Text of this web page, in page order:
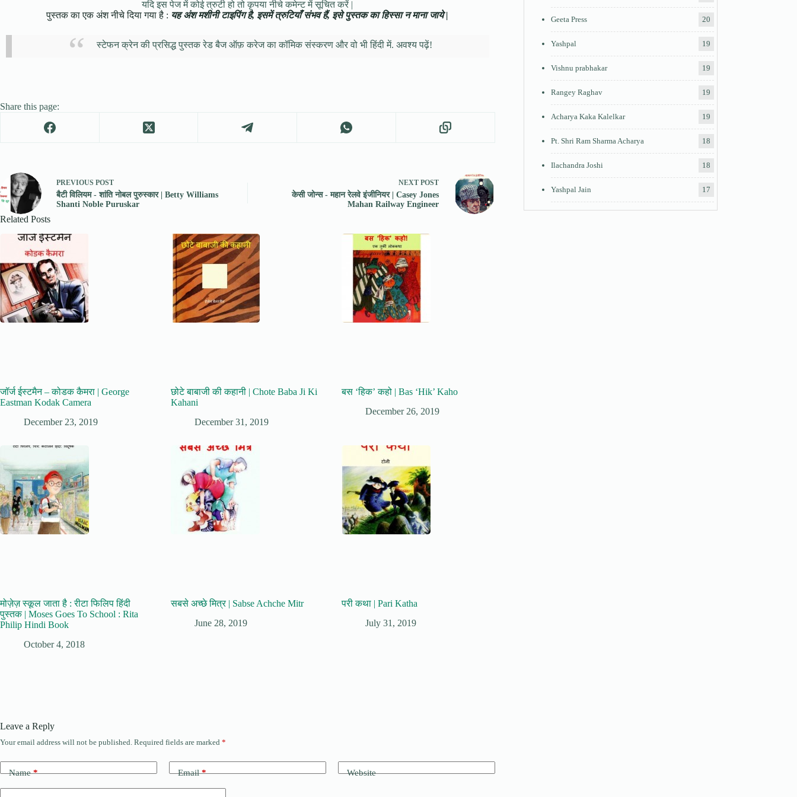
यदि इस पेज में कोई त्रुटी हो तो कृपया नीचे कमेन्ट में सूचित करें |
पुस्तक का एक अंश नीचे दिया गया है : यह अंश मशीनी टाइपिंग है, इसमें त्रुटियाँ संभव हैं, इसे पुस्तक का हिस्सा न माना जाये |
स्टेफन क्रेन की प्रसिद्ध पुस्तक रेड बैज ऑफ़ करेज का कॉमिक संस्करण और वो भी हिंदी में. अवश्य पढ़ें!
Share this page:
PREVIOUS POST
बैटी विलियम - शांति नोबल पुरुस्कार | Betty Williams
Shanti Noble Puruskar
NEXT POST
केसी जोन्स - महान रेलवे इंजीनियर | Casey Jones
Mahan Railway Engineer
Related Posts
जॉर्ज ईस्टमैन – कोडक कैमरा | George
Eastman Kodak Camera
December 23, 2019
छोटे बाबाजी की कहानी | Chote Baba Ji Ki
Kahani
December 31, 2019
बस ‘हिक’ कहो | Bas ‘Hik’ Kaho
December 26, 2019
मोज़ेज़ स्कूल जाता है : रीटा फिलिप हिंदी
पुस्तक | Moses Goes To School : Rita
Philip Hindi Book
October 4, 2018
सबसे अच्छे मित्र | Sabse Achche Mitr
June 28, 2019
परी कथा | Pari Katha
July 31, 2019
Geeta Press 20
Yashpal 19
Vishnu prabhakar 19
Rangey Raghav 19
Acharya Kaka Kalelkar 19
Pt. Shri Ram Sharma Acharya 18
Ilachandra Joshi 18
Yashpal Jain 17
Leave a Reply
Your email address will not be published. Required fields are marked *
Name* Email* Website